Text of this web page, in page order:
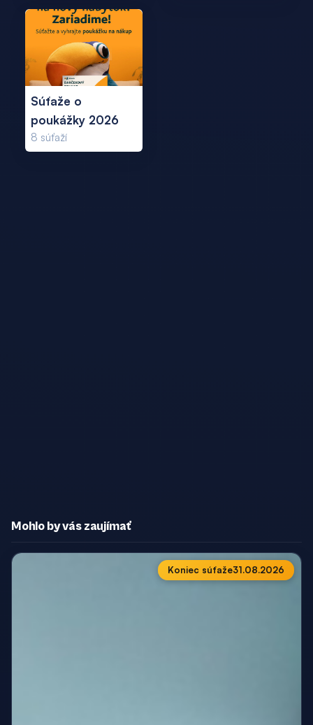
Súťaže o
poukážky 2026
8 súťaží
Mohlo by vás zaujímať
Koniec súťaže31.08.2026